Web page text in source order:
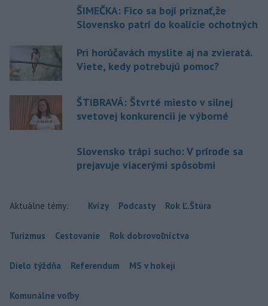
ŠIMEČKA: Fico sa bojí priznať,že
Slovensko patrí do koalície ochotných
Pri horúčavách myslite aj na zvieratá.
Viete, kedy potrebujú pomoc?
ŠTIBRAVÁ: Štvrté miesto v silnej
svetovej konkurencii je výborné
Slovensko trápi sucho: V prírode sa
prejavuje viacerými spôsobmi
Aktuálne témy: Kvízy Podcasty Rok Ľ.Štúra
Turizmus Cestovanie Rok dobrovoľníctva
Dielo týždňa Referendum MS v hokeji
Komunálne voľby